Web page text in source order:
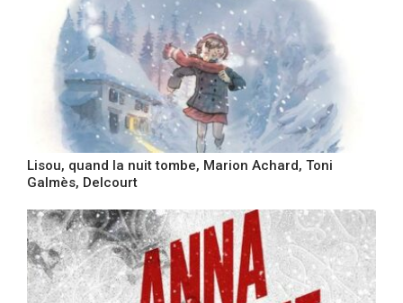
Lisou, quand la nuit tombe, Marion Achard, Toni
Galmès, Delcourt